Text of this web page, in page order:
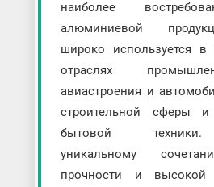
наиболее
алюминиевой
широко используется
отраслях
авиастроения и
строительной сферы и
бытовой техники.
уникальному
прочности и высокой